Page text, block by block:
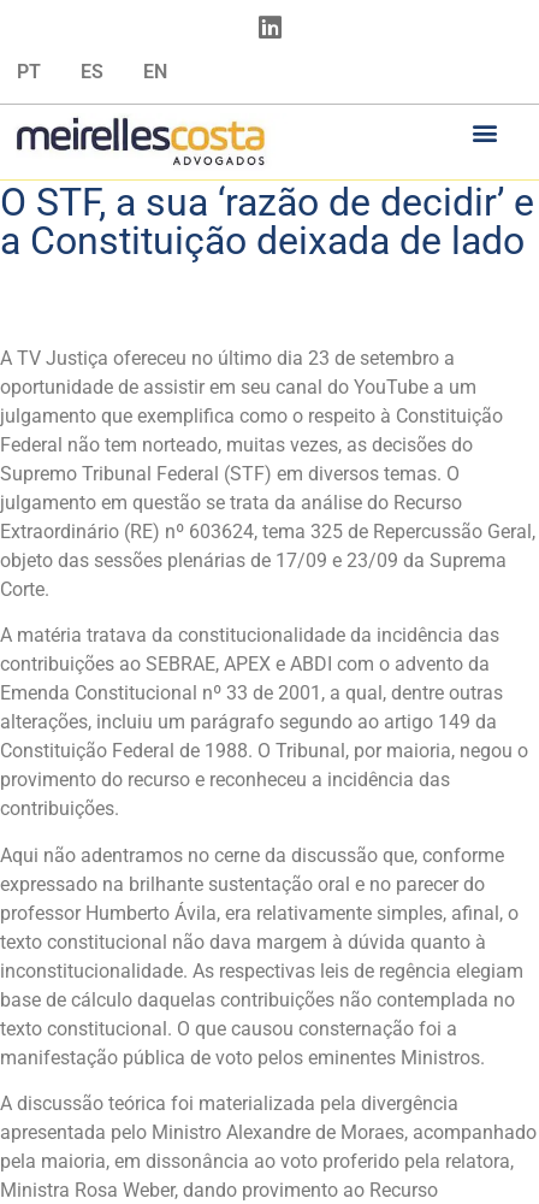
PT ES EN
O STF, a sua ‘razão de decidir’ e
a Constituição deixada de lado
A TV Justiça ofereceu no último dia 23 de setembro a
oportunidade de assistir em seu canal do YouTube a um
julgamento que exemplifica como o respeito à Constituição
Federal não tem norteado, muitas vezes, as decisões do
Supremo Tribunal Federal (STF) em diversos temas. O
julgamento em questão se trata da análise do Recurso
Extraordinário (RE) nº 603624, tema 325 de Repercussão Geral,
objeto das sessões plenárias de 17/09 e 23/09 da Suprema
Corte.
A matéria tratava da constitucionalidade da incidência das
contribuições ao SEBRAE, APEX e ABDI com o advento da
Emenda Constitucional nº 33 de 2001, a qual, dentre outras
alterações, incluiu um parágrafo segundo ao artigo 149 da
Constituição Federal de 1988. O Tribunal, por maioria, negou o
provimento do recurso e reconheceu a incidência das
contribuições.
Aqui não adentramos no cerne da discussão que, conforme
expressado na brilhante sustentação oral e no parecer do
professor Humberto Ávila, era relativamente simples, afinal, o
texto constitucional não dava margem à dúvida quanto à
inconstitucionalidade. As respectivas leis de regência elegiam
base de cálculo daquelas contribuições não contemplada no
texto constitucional. O que causou consternação foi a
manifestação pública de voto pelos eminentes Ministros.
A discussão teórica foi materializada pela divergência
apresentada pelo Ministro Alexandre de Moraes, acompanhado
pela maioria, em dissonância ao voto proferido pela relatora,
Ministra Rosa Weber, dando provimento ao Recurso